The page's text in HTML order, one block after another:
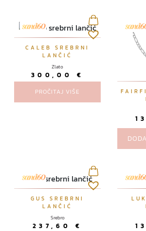
CALEB SREBRNI
LANČIĆ
Zlato
300,00 €
PROČITAJ VIŠE
GUS SREBRNI
LANČIĆ
Srebro
237,60 €